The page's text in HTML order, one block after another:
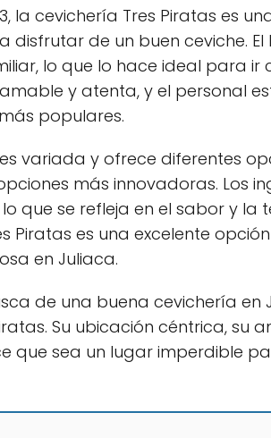
la cevichería Tres Piratas es
disfrutar de un buen ceviche. El
lo que lo hace ideal para ir
y atenta, y el personal
populares.
variada y ofrece diferentes
más innovadoras. Los
que se refleja en el sabor y la
Piratas es una excelente
en Juliaca.
de una buena cevichería en
Su ubicación céntrica, su
que sea un lugar imperdible